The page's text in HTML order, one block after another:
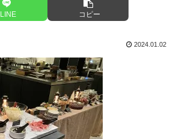
LINE コピー
2024.01.02